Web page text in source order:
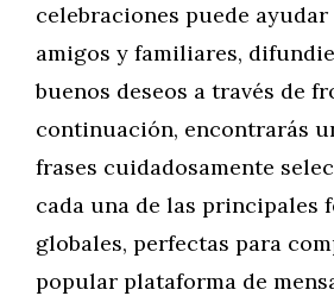
celebraciones puede
amigos y familiares,
buenos deseos a través de
continuación, encontrarás
frases cuidadosamente
cada una de las principales
globales, perfectas para
popular plataforma de